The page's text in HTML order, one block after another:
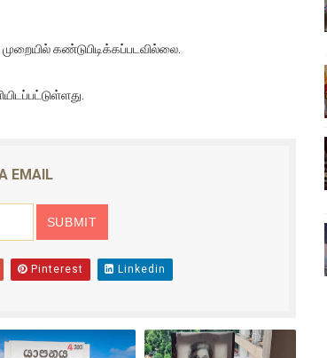
கண்டுபிடிக்கப்படவில்லை.
EMAIL
Pinterest Linkedin